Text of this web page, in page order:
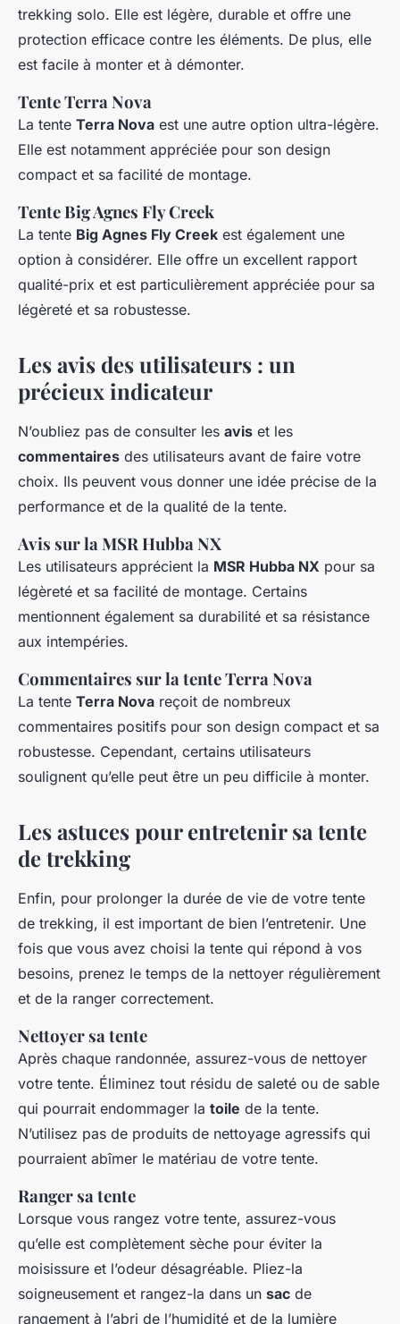
trekking solo. Elle est légère, durable et offre une
protection efficace contre les éléments. De plus, elle
est facile à monter et à démonter.
Tente Terra Nova
La tente Terra Nova est une autre option ultra-légère.
Elle est notamment appréciée pour son design
compact et sa facilité de montage.
Tente Big Agnes Fly Creek
La tente Big Agnes Fly Creek est également une
option à considérer. Elle offre un excellent rapport
qualité-prix et est particulièrement appréciée pour sa
légèreté et sa robustesse.
Les avis des utilisateurs : un
précieux indicateur
N’oubliez pas de consulter les avis et les
commentaires des utilisateurs avant de faire votre
choix. Ils peuvent vous donner une idée précise de la
performance et de la qualité de la tente.
Avis sur la MSR Hubba NX
Les utilisateurs apprécient la MSR Hubba NX pour sa
légèreté et sa facilité de montage. Certains
mentionnent également sa durabilité et sa résistance
aux intempéries.
Commentaires sur la tente Terra Nova
La tente Terra Nova reçoit de nombreux
commentaires positifs pour son design compact et sa
robustesse. Cependant, certains utilisateurs
soulignent qu’elle peut être un peu difficile à monter.
Les astuces pour entretenir sa tente
de trekking
Enfin, pour prolonger la durée de vie de votre tente
de trekking, il est important de bien l’entretenir. Une
fois que vous avez choisi la tente qui répond à vos
besoins, prenez le temps de la nettoyer régulièrement
et de la ranger correctement.
Nettoyer sa tente
Après chaque randonnée, assurez-vous de nettoyer
votre tente. Éliminez tout résidu de saleté ou de sable
qui pourrait endommager la toile de la tente.
N’utilisez pas de produits de nettoyage agressifs qui
pourraient abîmer le matériau de votre tente.
Ranger sa tente
Lorsque vous rangez votre tente, assurez-vous
qu’elle est complètement sèche pour éviter la
moisissure et l’odeur désagréable. Pliez-la
soigneusement et rangez-la dans un sac de
rangement à l’abri de l’humidité et de la lumière